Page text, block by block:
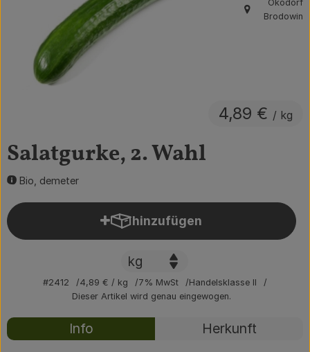
Obst & Gemüse
Getränke
Vorratskammer
Süßes & Salziges
Brodowin besuchen
Catering
Über uns
Community
Salatgurke, 2. Wahl
Bio, demeter
4,89 € / kg
, Herkunft:
Ökodorf
Brodowin
hinzufügen
Produkt zum Warenkorb
#2412 4,89 € / kg 7% MwSt
Handelsklasse II
Dieser Artikel wird genau eingewogen.
Rezepte
Info Herkunft